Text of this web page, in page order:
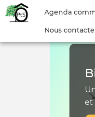
Accueil
|
Menu
compte
l'utilisateur
Agenda
Nous
et